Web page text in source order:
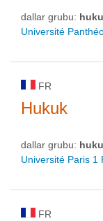
dallar grubu:
Université
FR
Hukuk
dallar grubu:
Université Paris 1
FR